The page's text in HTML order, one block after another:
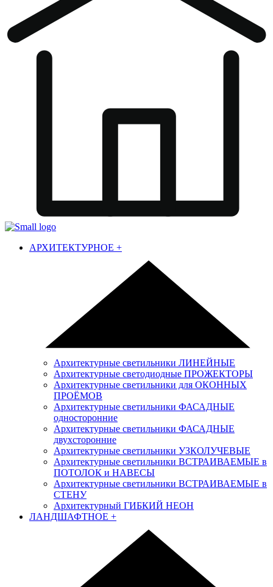
АРХИТЕКТУРНОЕ +
Архитектурные светильники ЛИНЕЙНЫЕ
Архитектурные светодиодные ПРОЖЕКТОРЫ
Архитектурные светильники для ОКОННЫХ
ПРОЁМОВ
Архитектурные светильники ФАСАДНЫЕ
односторонние
Архитектурные светильники ФАСАДНЫЕ
двухсторонние
Архитектурные светильники УЗКОЛУЧЕВЫЕ
Архитектурные светильники ВСТРАИВАЕМЫЕ в
ПОТОЛОК и НАВЕСЫ
Архитектурные светильники ВСТРАИВАЕМЫЕ в
СТЕНУ
Архитектурный ГИБКИЙ НЕОН
ЛАНДШАФТНОЕ +